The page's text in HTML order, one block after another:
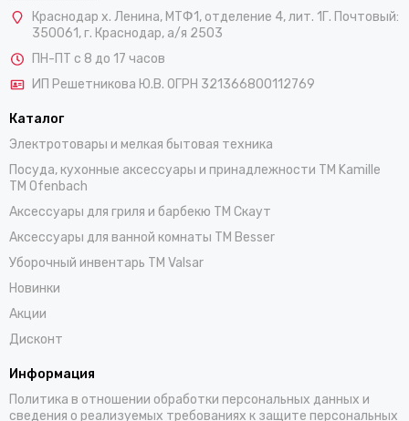
Краснодар х. Ленина, МТФ1, отделение 4, лит. 1Г. Почтовый:
350061, г. Краснодар, а/я 2503
ПН-ПТ с 8 до 17 часов
ИП Решетникова Ю.В. ОГРН 321366800112769
Каталог
Электротовары и мелкая бытовая техника
Посуда, кухонные аксессуары и принадлежности TM Kamille
TM Ofenbach
Аксессуары для гриля и барбекю TM Скаут
Аксессуары для ванной комнаты TM Besser
Уборочный инвентарь TM Valsar
Новинки
Акции
Дисконт
Информация
Политика в отношении обработки персональных данных и
сведения о реализуемых требованиях к защите персональных